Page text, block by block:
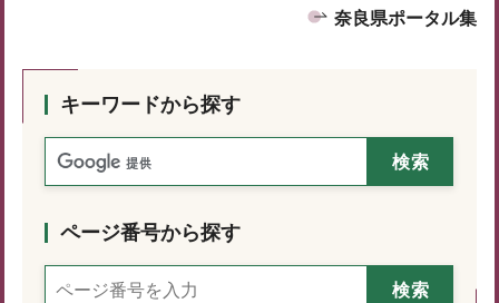
奈良県ポータル集
キーワードから探す
ページ番号から探す